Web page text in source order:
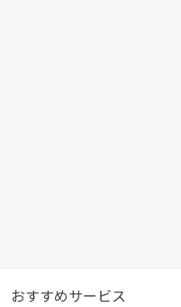
おすすめサービス